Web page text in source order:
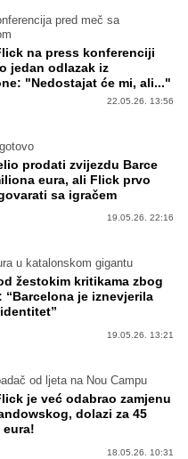
pred meč sa
na press konferenciji
jedan odlazak iz
"Nedostajat će mi, ali..."
22.05.26. 13:56
prodati zvijezdu Barce
eura, ali Flick prvo
sa igračem
19.05.26. 22:16
u katalonskom gigantu
žestokim kritikama zbog
“Barcelona je iznevjerila
19.05.26. 13:21
od ljeta na Nou Campu
je već odabrao zamjenu
dolazi za 45
eura!
18.05.26. 10:31